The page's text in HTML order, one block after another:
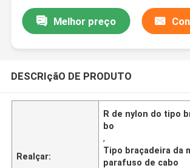
Melhor preço
DESCRIçãO DE PRODUTO
Realçar:
R de nylon do tipo
bo
,
Tipo braçadeira da
parafuso de cabo